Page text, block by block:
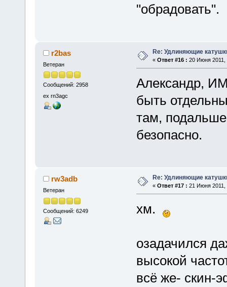
"обрадовать".
r2bas
Ветеран
Сообщений: 2958
ex rn3agc
Re: Удлиняющие
« Ответ #16 : 20 Июня 2011,
Александр,
быть
там,
безопасно.
rw3adb
Ветеран
Сообщений: 6249
Re: Удлиняющие
« Ответ #17 : 21 Июня 2011,
хм.
озадачился
высокой
всё же- скин-